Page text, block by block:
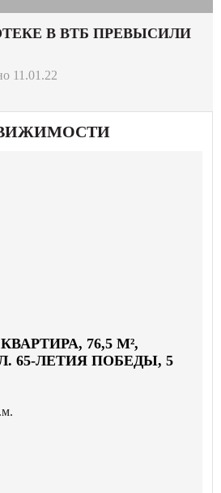
В ВТБ ПРЕВЫСИЛИ
11.01.22
76,5 М²,
65-ЛЕТИЯ ПОБЕДЫ, 5